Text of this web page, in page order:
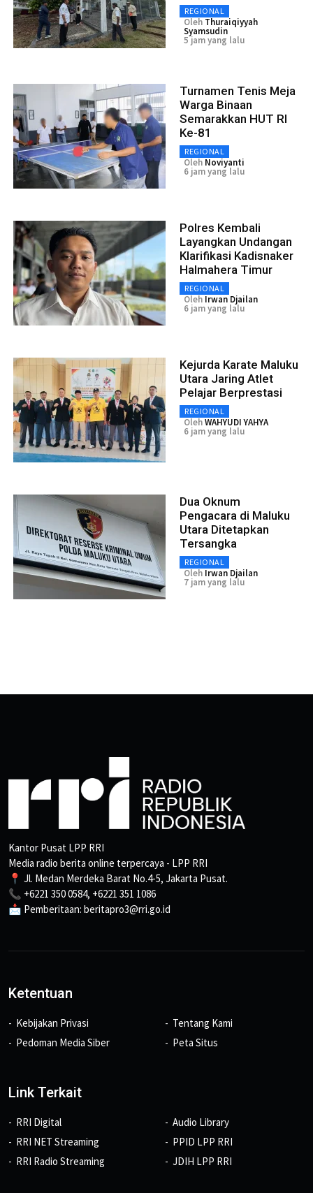
REGIONAL
Oleh Thuraiqiyyah
Syamsudin
5 jam yang lalu
Turnamen Tenis Meja
Warga Binaan
Semarakkan HUT RI
Ke-81
REGIONAL
Oleh Noviyanti
6 jam yang lalu
Polres Kembali
Layangkan Undangan
Klarifikasi Kadisnaker
Halmahera Timur
REGIONAL
Oleh Irwan Djailan
6 jam yang lalu
Kejurda Karate Maluku
Utara Jaring Atlet
Pelajar Berprestasi
REGIONAL
OlehWAHYUDI YAHYA
6 jam yang lalu
Dua Oknum
Pengacara di Maluku
Utara Ditetapkan
Tersangka
REGIONAL
Oleh Irwan Djailan
7 jam yang lalu
Kantor Pusat LPP RRI
Media radio berita online terpercaya - LPP RRI
📍 Jl. Medan Merdeka Barat No.4-5, Jakarta Pusat.
📞 +6221 350 0584, +6221 351 1086
📩 Pemberitaan: beritapro3@rri.go.id
Ketentuan
Kebijakan Privasi
Pedoman Media Siber
Tentang Kami
Peta Situs
Link Terkait
RRI Digital
RRI NET Streaming
RRI Radio Streaming
Audio Library
PPID LPP RRI
JDIH LPP RRI